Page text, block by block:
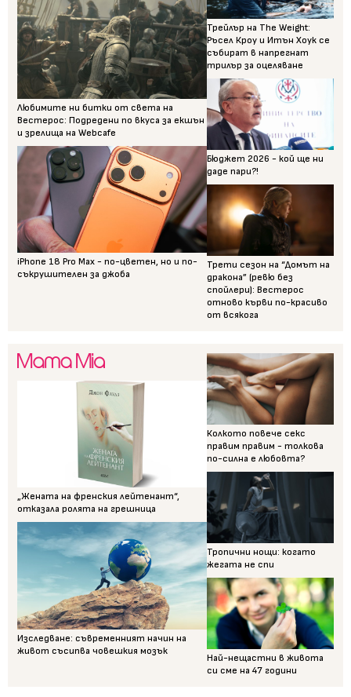
Любимите ни битки от света на
Вестерос: Подредени по вкуса за екшън
и зрелища на Webcafe
iPhone 18 Pro Max - по-цветен, но и по-
съкрушителен за джоба
Трейлър на The Weight:
Ръсел Кроу и Итън Хоук се
събират в напрегнат
трилър за оцеляване
Бюджет 2026 - кой ще ни
даде пари?!
Трети сезон на “Домът на
дракона” (ревю без
спойлери): Вестерос
отново кърви по-красиво
от всякога
„Жената на френския лейтенант“,
отказала ролята на грешница
Изследване: съвременният начин на
живот съсипва човешкия мозък
Колкото повече секс
правим правим - толкова
по-силна е любовта?
Тропични нощи: когато
жегата не спи
Най-нещастни в живота
си сме на 47 години